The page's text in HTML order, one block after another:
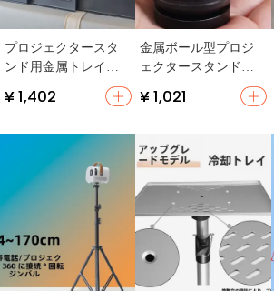
プロジェクタースタ
ンド用金属トレイ
【汎用接続部品・ス
ピーカースタンド対
¥ 1,402
金属ボール型プロジ
ェクタースタンド【3
60度調整可能・1/4イ
ンチ標準ネジ対応】
¥ 1,021